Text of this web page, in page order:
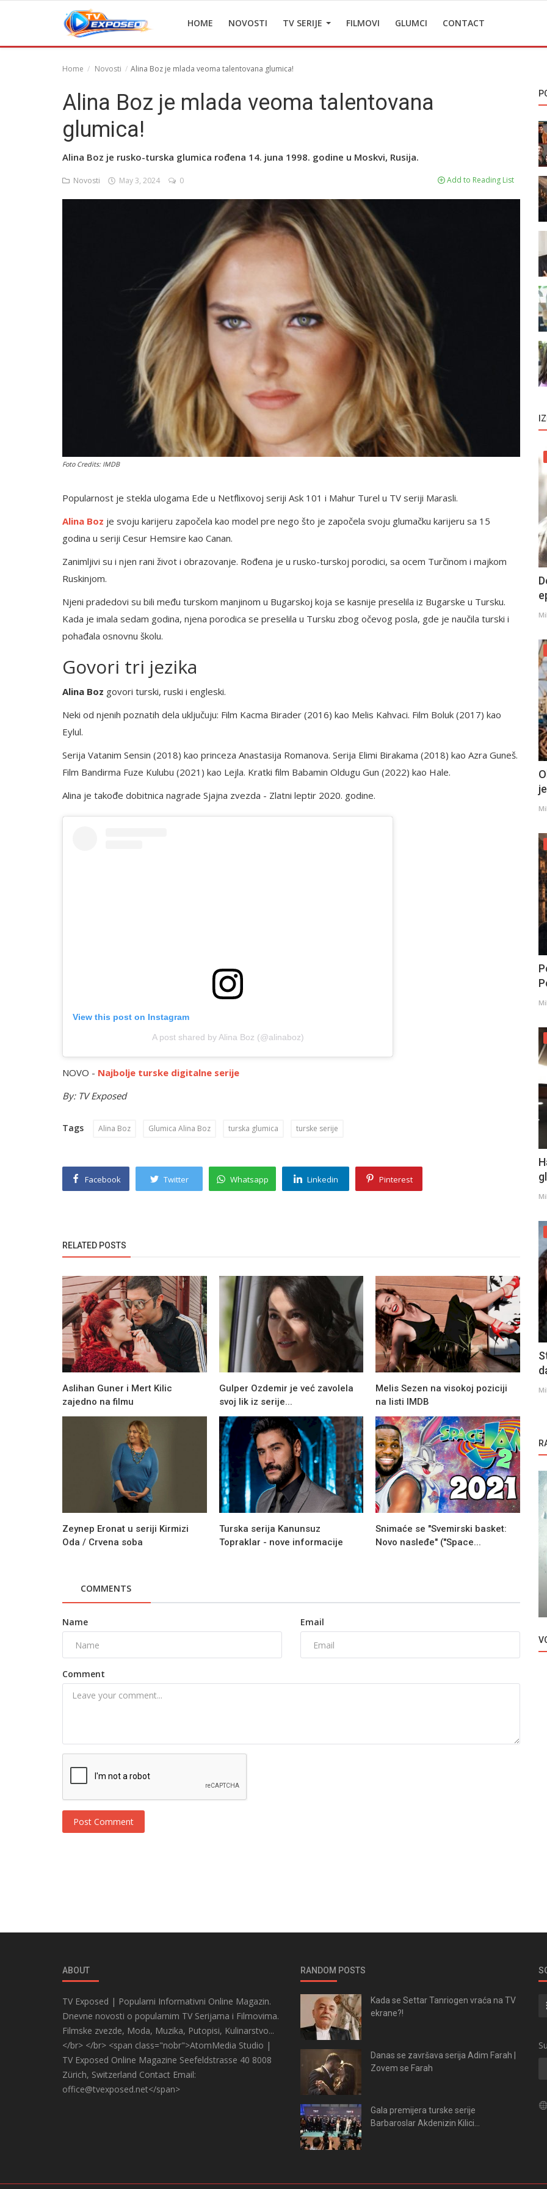
HOME NOVOSTI TV SERIJE FILMOVI GLUMCI CONTACT
Home Novosti Alina Boz je mlada veoma talentovana glumica!
Alina Boz je mlada veoma talentovana
glumica!
Alina Boz je rusko-turska glumica rođena 14. juna 1998. godine u Moskvi, Rusija.
Novosti May 3, 2024 0 Add to Reading List
Foto Credits: IMDB
Popularnost je stekla ulogama Ede u Netflixovoj seriji Ask 101 i Mahur Turel u TV seriji Marasli.
Alina Boz je svoju karijeru započela kao model pre nego što je započela svoju glumačku karijeru sa 15
godina u seriji Cesur Hemsire kao Canan.
Zanimljivi su i njen rani život i obrazovanje. Rođena je u rusko-turskoj porodici, sa ocem Turčinom i majkom
Ruskinjom.
Njeni pradedovi su bili među turskom manjinom u Bugarskoj koja se kasnije preselila iz Bugarske u Tursku.
Kada je imala sedam godina, njena porodica se preselila u Tursku zbog očevog posla, gde je naučila turski i
pohađala osnovnu školu.
Govori tri jezika
Alina Boz govori turski, ruski i engleski.
Neki od njenih poznatih dela uključuju: Film Kacma Birader (2016) kao Melis Kahvaci. Film Boluk (2017) kao
Eylul.
Serija Vatanim Sensin (2018) kao princeza Anastasija Romanova. Serija Elimi Birakama (2018) kao Azra Guneš.
Film Bandirma Fuze Kulubu (2021) kao Lejla. Kratki film Babamin Oldugu Gun (2022) kao Hale.
Alina je takođe dobitnica nagrade Sjajna zvezda - Zlatni leptir 2020. godine.
View this post on Instagram
A post shared by Alina Boz (@alinaboz)
NOVO - Najbolje turske digitalne serije
By: TV Exposed
Tags Alina Boz Glumica Alina Boz turska glumica turske serije
Facebook Twitter Whatsapp Linkedin Pinterest
RELATED POSTS
Aslihan Guner i Mert Kilic
zajedno na filmu
Gulper Ozdemir je već zavolela
svoj lik iz serije...
Melis Sezen na visokoj poziciji
na listi IMDB
Zeynep Eronat u seriji Kirmizi
Oda / Crvena soba
Turska serija Kanunsuz
Topraklar - nove informacije
Snimaće se "Svemirski basket:
Novo nasleđe" ("Space...
COMMENTS
Name Email
Comment
Post Comment
ABOUT
TV Exposed | Popularni Informativni Online Magazin.
Dnevne novosti o popularnim TV Serijama i Filmovima.
Filmske zvezde, Moda, Muzika, Putopisi, Kulinarstvo...
</br> </br> <span class="nobr">AtomMedia Studio |
TV Exposed Online Magazine Seefeldstrasse 40 8008
Zürich, Switzerland Contact Email:
office@tvexposed.net</span>
RANDOM POSTS
Kada se Settar Tanriogen vraća na TV
ekrane?!
Danas se završava serija Adim Farah |
Zovem se Farah
Gala premijera turske serije
Barbaroslar Akdenizin Kilici...